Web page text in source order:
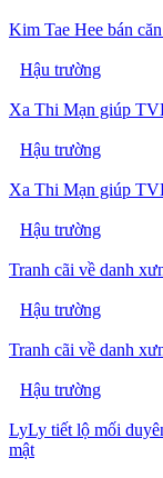
Kim Tae Hee bán
Hậu trường
Xa Thi Mạn giúp
Hậu trường
Xa Thi Mạn giúp
Hậu trường
Tranh cãi về danh
Hậu trường
Tranh cãi về danh
Hậu trường
LyLy tiết lộ mối
mật